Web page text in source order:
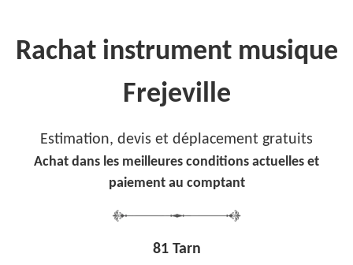
Rachat instrument musique
Frejeville
Estimation, devis et déplacement gratuits
Achat dans les meilleures conditions actuelles et
paiement au comptant
81 Tarn